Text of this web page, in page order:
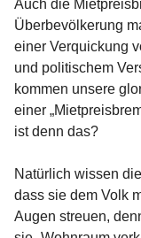
Auch die
Überbevölkerung
einer Verquickung
und politischem
kommen unsere
einer
ist denn das?
Natürlich wissen
dass sie dem Volk
Augen streuen,